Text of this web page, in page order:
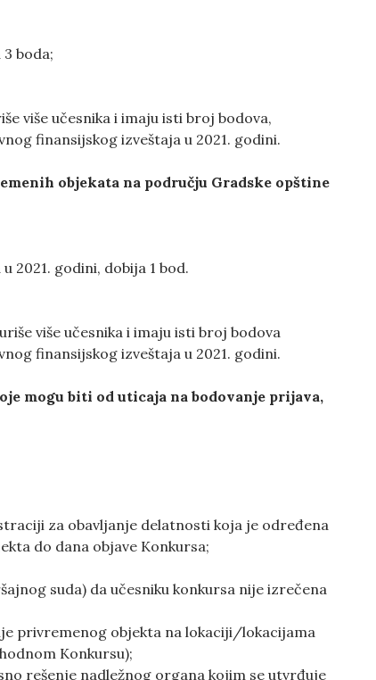
boda;
više učesnika i imaju isti broj bodova,
finansijskog izveštaja u 2021. godini.
objekata na području Gradske opštine
2021. godini, dobija 1 bod.
više učesnika i imaju isti broj bodova
finansijskog izveštaja u 2021. godini.
mogu biti od uticaja na bodovanje prijava,
za obavljanje delatnosti koja je određena
do dana objave Konkursa;
suda) da učesniku konkursa nije izrečena
privremenog objekta na lokaciji/lokacijama
Konkursu);
rešenje nadležnog organa kojim se utvrđuje